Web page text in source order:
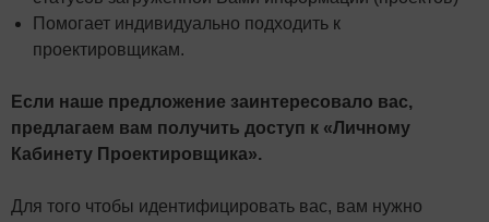
Помогает индивидуально подходить к
проектировщикам.
Если наше предложение заинтересовало вас,
предлагаем вам получить доступ к «Личному
Кабинету Проектировщика».
Для того чтобы идентифицировать вас, вам нужно